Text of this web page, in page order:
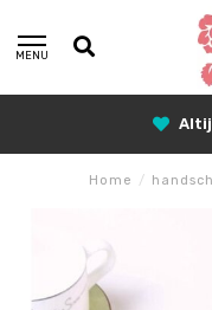
MENU
25%
Home /